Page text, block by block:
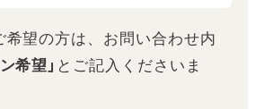
希望の方は、お問い合わせ内
希望」 とご記入くださいま